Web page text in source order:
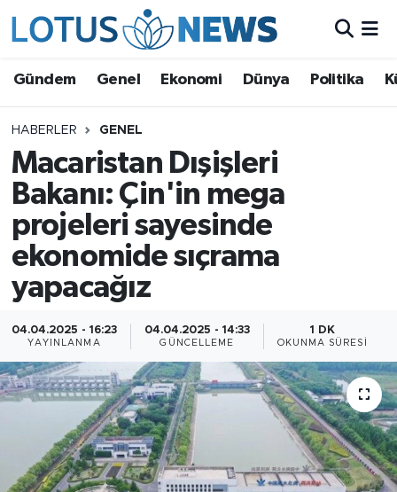
Gündem Genel Ekonomi Dünya Politika
HABERLER GENEL
Macaristan Dışişleri
Bakanı: Çin'in mega
projeleri sayesinde
ekonomide sıçrama
yapacağız
04.04.2025 - 16:23
YAYINLANMA
04.04.2025 - 14:33
GÜNCELLEME
1 DK
OKUNMA SÜRESI
Ekonomi
Dünya
Politika
Kültür - Sanat ve Tarih
Yaşam
Bilim ve Teknoloji
Çin Fuarları
Gündem
Video